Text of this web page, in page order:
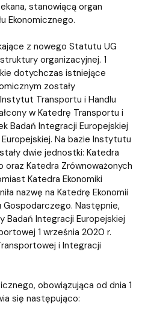
stanowiącą organ
Ekonomicznego.
z nowego Statutu UG
organizacyjnej. 1
dotychczas istniejące
zostały
Transportu i Handlu
w Katedrę Transportu i
Badań Integracji Europejskiej
Na bazie Instytutu
dwie jednostki: Katedra
oraz Katedra Zrównoważonych
Katedra Ekonomiki
nazwę na Katedrę Ekonomii
Gospodarczego. Następnie,
Badań Integracji Europejskiej
1 września 2020 r.
i Integracji
obowiązująca od dnia 1
się następująco: